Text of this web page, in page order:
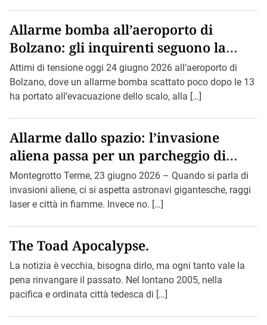
Allarme bomba all’aeroporto di
Bolzano: gli inquirenti seguono la
pista di Bin Loden.
Attimi di tensione oggi 24 giugno 2026 all’aeroporto di
Bolzano, dove un allarme bomba scattato poco dopo le 13
ha portato all’evacuazione dello scalo, alla […]
Allarme dallo spazio: l’invasione
aliena passa per un parcheggio di
Montegrotto.
Montegrotto Terme, 23 giugno 2026 – Quando si parla di
invasioni aliene, ci si aspetta astronavi gigantesche, raggi
laser e città in fiamme. Invece no. […]
The Toad Apocalypse.
La notizia è vecchia, bisogna dirlo, ma ogni tanto vale la
pena rinvangare il passato. Nel lontano 2005, nella
pacifica e ordinata città tedesca di […]